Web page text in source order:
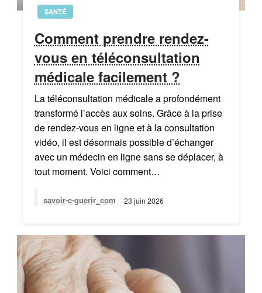
SANTÉ
Comment prendre rendez-
vous en téléconsultation
médicale facilement ?
La téléconsultation médicale a profondément
transformé l’accès aux soins. Grâce à la prise
de rendez-vous en ligne et à la consultation
vidéo, il est désormais possible d’échanger
avec un médecin en ligne sans se déplacer, à
tout moment. Voici comment…
savoir-c-guerir_com 23 juin 2026